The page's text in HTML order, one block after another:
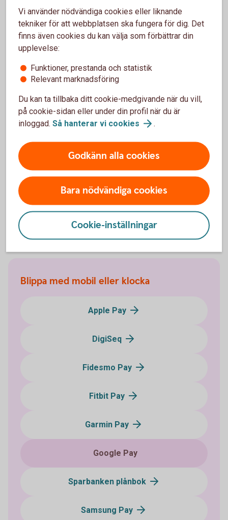
Google
Pay?
Om du har fler frågor eller funderingar om Google
Pay kan du vända dig till Google för mer information.
Google Pay(pay.google.com)
Blippa med mobil eller klocka
Apple Pay
DigiSeq
Fidesmo Pay
Fitbit Pay
Garmin Pay
Google Pay
Sparbanken plånbok
Samsung Pay
Vi använder nödvändiga cookies eller liknande
tekniker för att webbplatsen ska fungera för dig. Det
finns även cookies du kan välja som förbättrar din
upplevelse:
Funktioner, prestanda och statistik
Relevant marknadsföring
Du kan ta tillbaka ditt cookie-medgivande när du vill,
på cookie-sidan eller under din profil när du är
inloggad. Så hanterar vi cookies .
Godkänn alla cookies
Bara nödvändiga cookies
Cookie-inställningar